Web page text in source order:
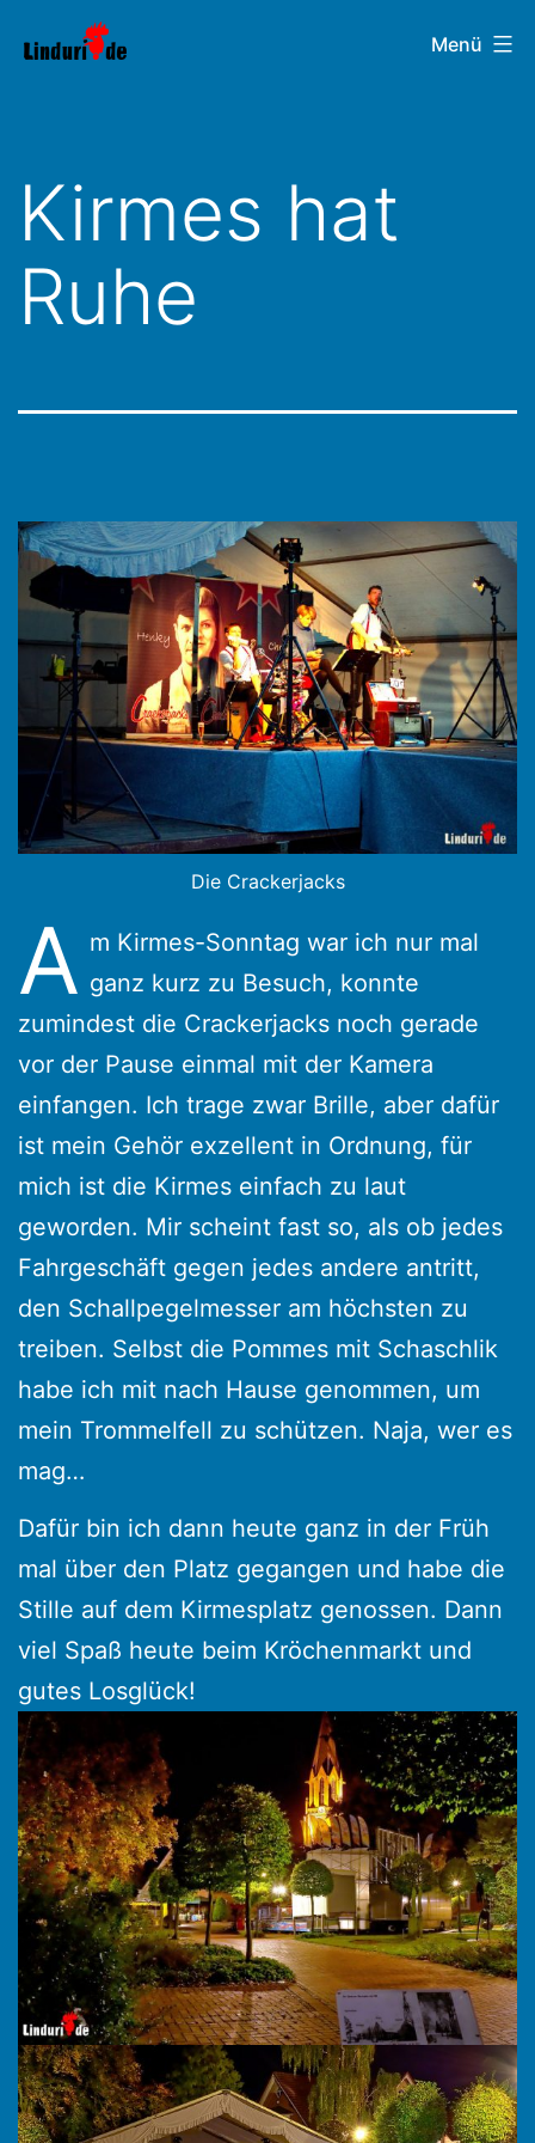
Inhalt
Linduri.de Menü
Kirmes hat
Ruhe
Die Crackerjacks
A m Kirmes-Sonntag war ich nur mal
ganz kurz zu Besuch, konnte
zumindest die Crackerjacks noch gerade
vor der Pause einmal mit der Kamera
einfangen. Ich trage zwar Brille, aber dafür
ist mein Gehör exzellent in Ordnung, für
mich ist die Kirmes einfach zu laut
geworden. Mir scheint fast so, als ob jedes
Fahrgeschäft gegen jedes andere antritt,
den Schallpegelmesser am höchsten zu
treiben. Selbst die Pommes mit Schaschlik
habe ich mit nach Hause genommen, um
mein Trommelfell zu schützen. Naja, wer es
mag…
Dafür bin ich dann heute ganz in der Früh
mal über den Platz gegangen und habe die
Stille auf dem Kirmesplatz genossen. Dann
viel Spaß heute beim Kröchenmarkt und
gutes Losglück!